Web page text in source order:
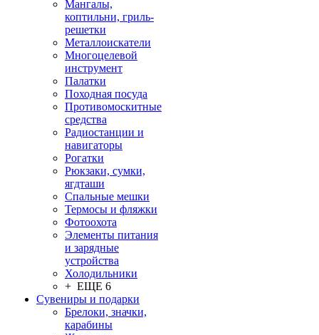
Мангалы,
коптильни, гриль-
решетки
Металлоискатели
Многоцелевой
инструмент
Палатки
Походная посуда
Противомоскитные
средства
Радиостанции и
навигаторы
Рогатки
Рюкзаки, сумки,
ягдташи
Спальные мешки
Термосы и фляжки
Фотоохота
Элементы питания
и зарядные
устройства
Холодильники
+ ЕЩЕ 6
Сувениры и подарки
Брелоки, значки,
карабины